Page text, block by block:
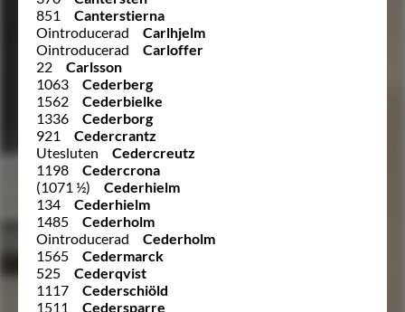
851
Canterstierna
Ointroducerad
Carlhjelm
Ointroducerad
Carloffer
22
Carlsson
1063
Cederberg
1562
Cederbielke
1336
Cederborg
921
Cedercrantz
Utesluten
Cedercreutz
1198
Cedercrona
(1071 ½)
Cederhielm
134
Cederhielm
1485
Cederholm
Ointroducerad
Cederholm
1565
Cedermarck
525
Cederqvist
1117
Cederschiöld
1511
Cedersparre